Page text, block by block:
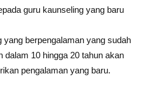
pada guru kaunseling yang baru
yang berpengalaman yang sudah
dalam 10 hingga 20 tahun akan
pengalaman yang baru.